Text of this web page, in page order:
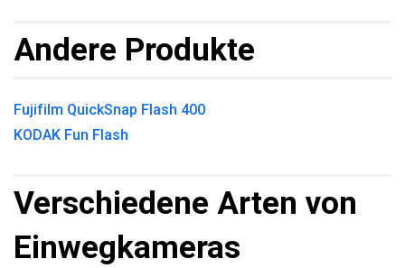
Andere Produkte
Fujifilm QuickSnap Flash 400
KODAK Fun Flash
Verschiedene Arten von
Einwegkameras